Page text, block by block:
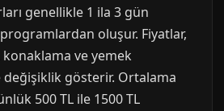
genellikle 1 ila 3 gün
oluşur. Fiyatlar,
ve yemek
gösterir. Ortalama
500 TL ile 1500 TL